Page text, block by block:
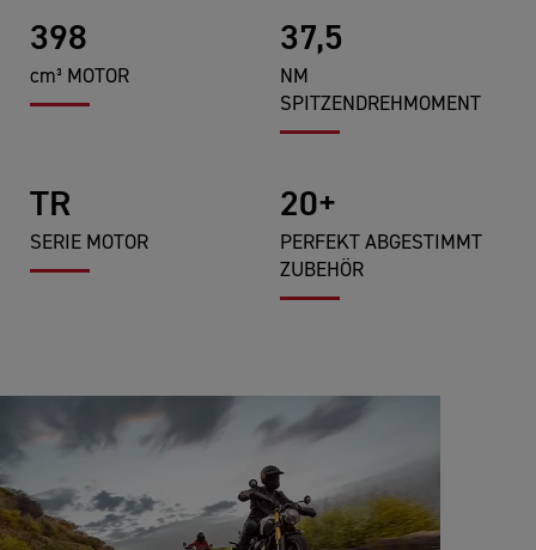
398
cm³ MOTOR
37,5
NM
SPITZENDREHMOMENT
TR
SERIE MOTOR
20+
PERFEKT ABGESTIMMT
ZUBEHÖR